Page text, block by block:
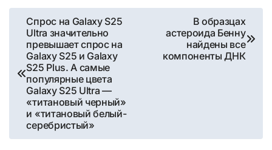
Навигация
по
записям
Спрос на Galaxy S25
Ultra значительно
превышает спрос на
Galaxy S25 и Galaxy
S25 Plus. А самые
популярные цвета
Galaxy S25 Ultra —
«титановый черный»
и «титановый белый-
серебристый»
В образцах
астероида Бенну
найдены все
компоненты ДНК